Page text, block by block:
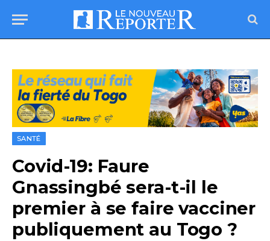
SANTÉ
Covid-19: Faure
Gnassingbé sera-t-il le
premier à se faire vacciner
publiquement au Togo ?